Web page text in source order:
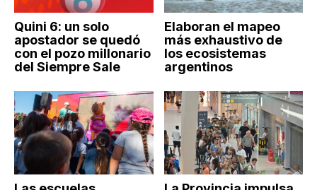
Quini 6: un solo
apostador se quedó
con el pozo millonario
del Siempre Sale
Elaboran el mapeo
más exhaustivo de
los ecosistemas
argentinos